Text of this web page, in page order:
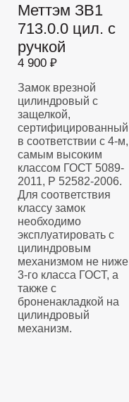
Меттэм ЗВ1
713.0.0 цил. с
ручкой
4 900 ₽
Замок врезной
цилиндровый с
защелкой,
сертифицированный
в соответствии с 4-м,
самым высоким
классом ГОСТ 5089-
2011, Р 52582-2006.
Для соответствия
классу замок
необходимо
эксплуатировать с
цилиндровым
механизмом не ниже
3-го класса ГОСТ, а
также с
броненакладкой на
цилиндровый
механизм.